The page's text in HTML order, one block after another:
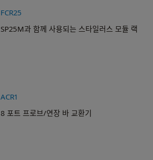
FCR25
SP25M과 함께 사용되는 스타일러스 모듈 랙
ACR1
8 포트 프로브/연장 바 교환기